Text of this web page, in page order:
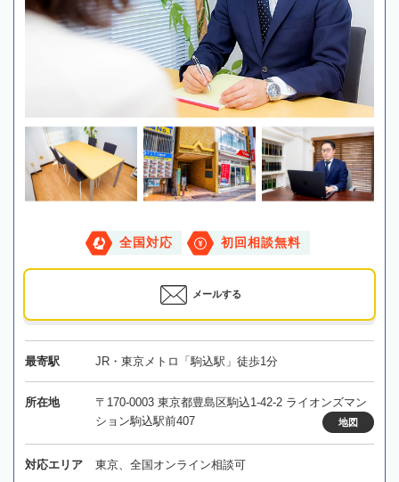
全国対応 初回相談無料
メールする
最寄駅 JR・東京メトロ「駒込駅」徒歩1分
所在地
〒170-0003 東京都豊島区駒込1-42-2 ライオンズマン
ション駒込駅前407
地図
対応エリア 東京、全国オンライン相談可